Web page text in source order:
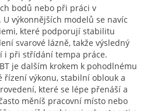
bodů nebo při práci v
výkonnějších modelů se navíc
které podporují stabilitu
svarové lázně, takže výsledný
i při střídání tempa práce.
je dalším krokem k pohodlnému
řízení výkonu, stabilní oblouk a
které se lépe přenáší a
měníš pracovní místo nebo